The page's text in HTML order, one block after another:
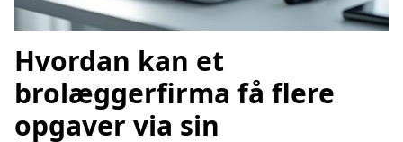
Hvordan kan et
brolæggerfirma få flere
opgaver via sin